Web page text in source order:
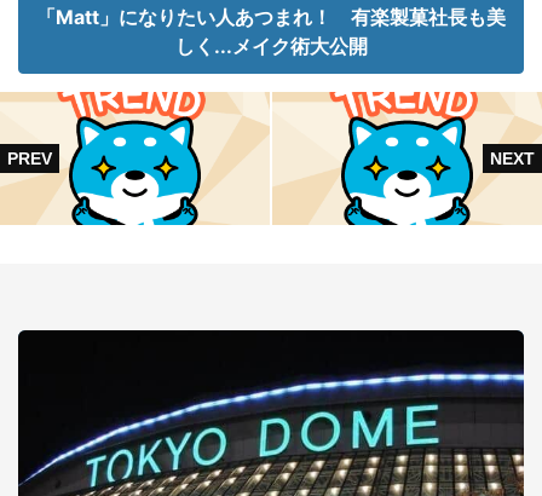
「Matt」になりたい人あつまれ！ 有楽製菓社長も美
しく...メイク術大公開